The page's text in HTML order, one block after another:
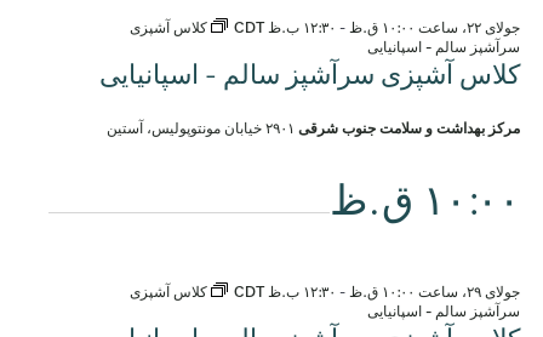
کلاس آشپزی سرآشپز سالم - اسپانیایی
جولای ۲۲، ساعت ۱۰:۰۰ ق.ظ - ۱۲:۳۰ ب.ظ CDT
کلاس آشپزی
سرآشپز سالم - اسپانیایی
مرکز بهداشت و سلامت جنوب شرقی ۲۹۰۱ خیابان مونتوپولیس، آستین
۱۰:۰۰ ق.ظ
جولای ۲۹، ساعت ۱۰:۰۰ ق.ظ - ۱۲:۳۰ ب.ظ CDT
کلاس آشپزی
سرآشپز سالم - اسپانیایی